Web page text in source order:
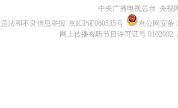
中央广播电视总台 央视
违法和不良信息举报 京ICP证060535号
京公网安备
网上传播视听节目许可证号 0102002